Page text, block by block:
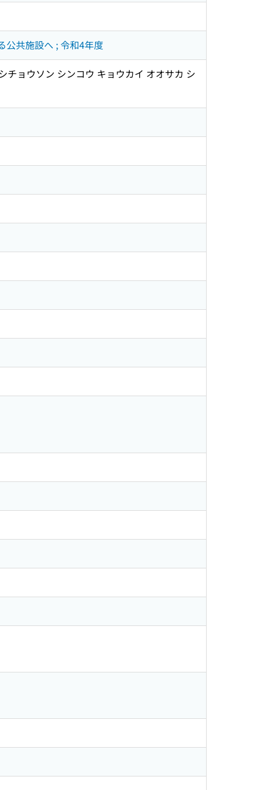
公共施設へ ; 令和4年度
チョウソン シンコウ キョウカイ オオサカ シ